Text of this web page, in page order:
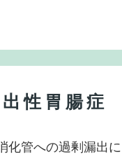
性胃腸症
化管への過剰漏出